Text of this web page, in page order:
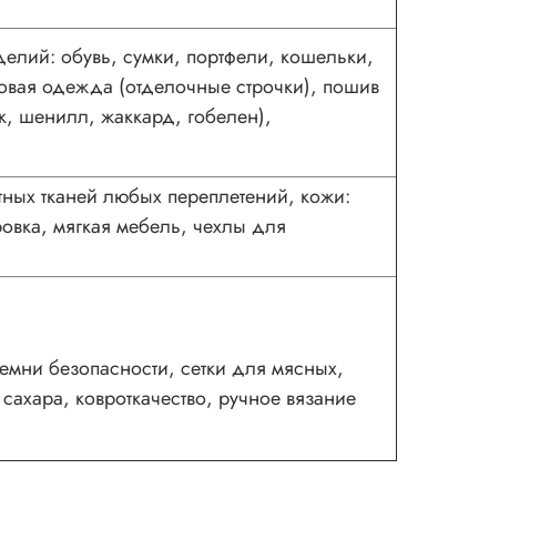
обувь, сумки, портфели, кошельки,
одежда (отделочные строчки), пошив
шенилл, жаккард, гобелен),
тканей любых переплетений, кожи:
мягкая мебель, чехлы для
безопасности, сетки для мясных,
ковроткачество, ручное вязание